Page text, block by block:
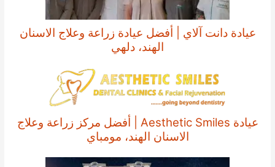
عيادة دانت آلاي | أفضل عيادة زراعة وعلاج الاسنان
الهند، دلهي
عيادة Aesthetic Smiles | أفضل مركز زراعة وعلاج
الاسنان الهند، مومباي